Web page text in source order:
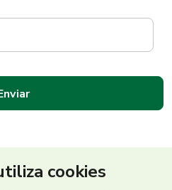
cookies